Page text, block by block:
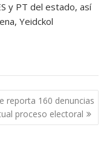
y PT del estado, así
Yeidckol
reporta 160 denuncias
proceso electoral